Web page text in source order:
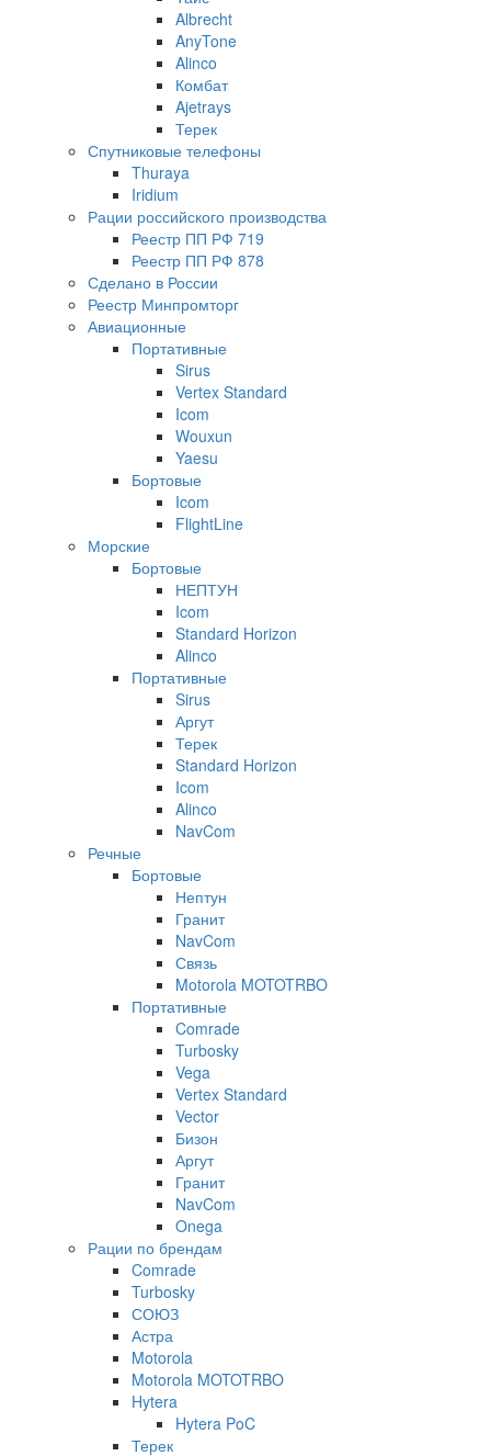
Albrecht
AnyTone
Alinco
Комбат
Ajetrays
Терек
Спутниковые телефоны
Thuraya
Iridium
Рации российского производства
Реестр ПП РФ 719
Реестр ПП РФ 878
Сделано в России
Реестр Минпромторг
Авиационные
Портативные
Sirus
Vertex Standard
Icom
Wouxun
Yaesu
Бортовые
Icom
FlightLine
Морские
Бортовые
НЕПТУН
Icom
Standard Horizon
Alinco
Портативные
Sirus
Аргут
Терек
Standard Horizon
Icom
Alinco
NavCom
Речные
Бортовые
Нептун
Гранит
NavCom
Связь
Motorola MOTOTRBO
Портативные
Comrade
Turbosky
Vega
Vertex Standard
Vector
Бизон
Аргут
Гранит
NavCom
Onega
Рации по брендам
Comrade
Turbosky
СОЮЗ
Астра
Motorola
Motorola MOTOTRBO
Hytera
Hytera PoC
Терек